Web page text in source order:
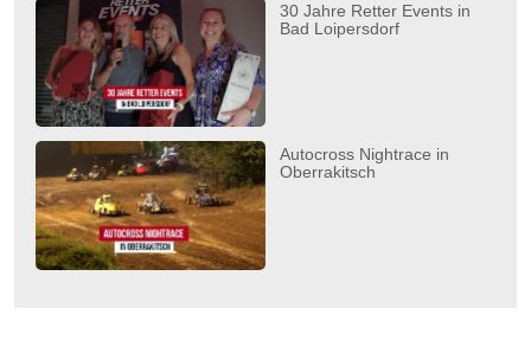
30 Jahre Retter Events in
Bad Loipersdorf
Autocross Nightrace in
Oberrakitsch